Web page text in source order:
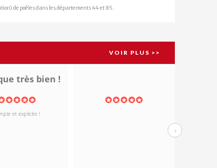
de poêles dans les départements 44 et 85.
VOIR PLUS >>
très bien !
et explicite !
›